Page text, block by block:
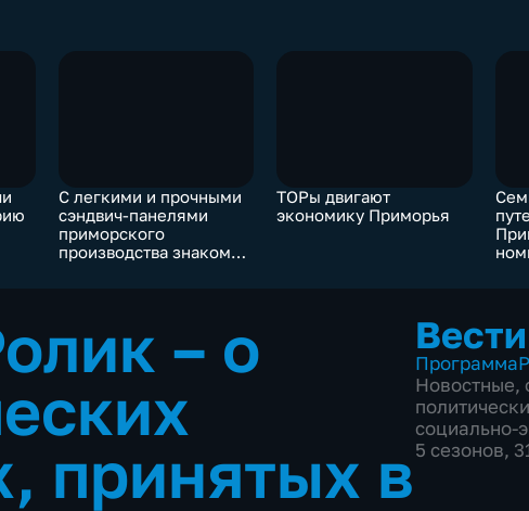
С легкими и прочными
сэндвич-панелями
приморского
производства знакомы
ТОРы двигают
экономику Приморья
– о
принятых в
Программа
Новостные,
социально-
5 сезонов,